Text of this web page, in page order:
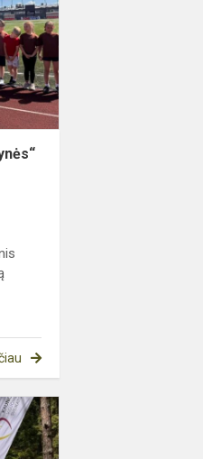
žaidynės“
2026!
Varžybos
„Išgelbėk
draugą“